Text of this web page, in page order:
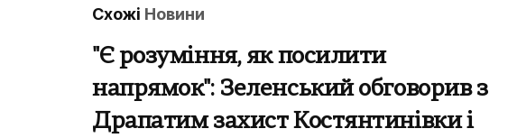
Схожі Новини
"Є розуміння, як посилити
напрямок": Зеленський обговорив з
Драпатим захист Костянтинівки і